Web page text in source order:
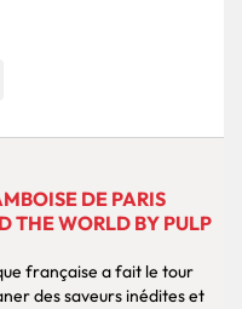
DE PARIS
THE WORLD BY PULP
française a fait le tour
des saveurs inédites et